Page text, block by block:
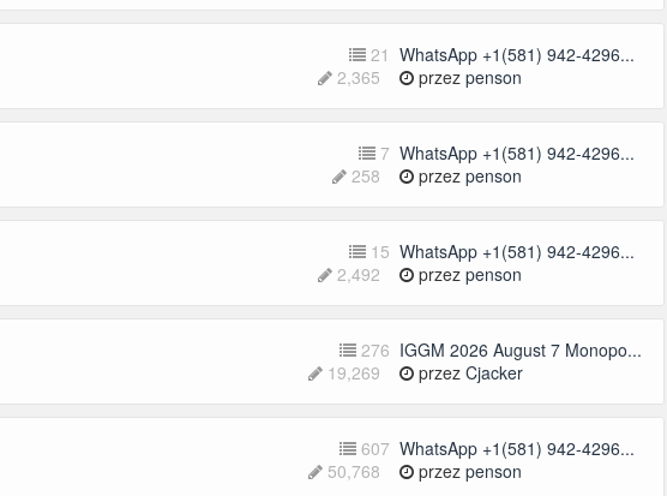
21
2,365
WhatsApp +1(581) 942-4296...
przezpenson
7
258
WhatsApp +1(581) 942-4296...
przezpenson
15
2,492
WhatsApp +1(581) 942-4296...
przezpenson
276
19,269
IGGM 2026 August 7 Monopo...
przezCjacker
607
50,768
WhatsApp +1(581) 942-4296...
przezpenson